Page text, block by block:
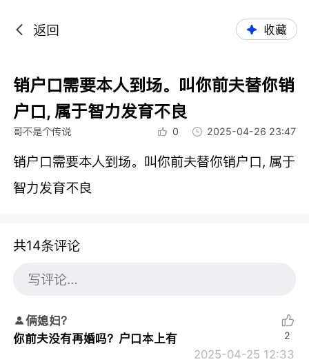
返回 收藏
销户口需要本人到场。叫你前夫替你销
户口, 属于智力发育不良
哥不是个传说 0 2025-04-26 23:47
销户口需要本人到场。叫你前夫替你销户口, 属于
智力发育不良
共14条评论
俩媳妇？
你前夫没有再婚吗？户口本上有
2025-04-25 12:33
2